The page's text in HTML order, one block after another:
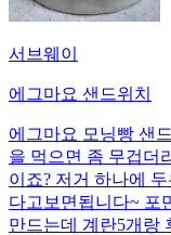
서브웨이
에그마요 샌드위치
에그마요 모닝빵 샌
을 먹으면 좀 무겁더
이죠? 저거 하나에
다고보면됩니다~ 포
만드는데 계란5개랑